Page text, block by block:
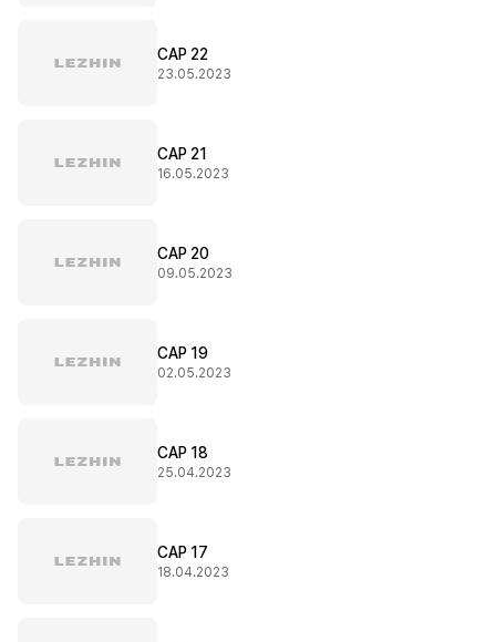
CAP 22
23.05.2023
CAP 21
16.05.2023
CAP 20
09.05.2023
CAP 19
02.05.2023
CAP 18
25.04.2023
CAP 17
18.04.2023